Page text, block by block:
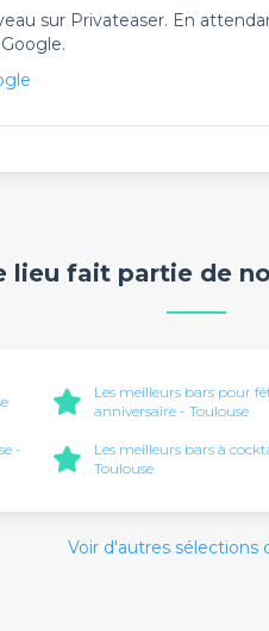
sur Privateaser. En
lieu fait partie de
Les meilleurs bars pour
anniversaire - Toulouse
-
Les meilleurs bars à
Toulouse
Voir d'autres sélections